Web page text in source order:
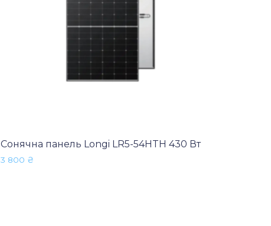
Сонячна панель Longi LR5-54HTH 430 Вт
3 800 ₴